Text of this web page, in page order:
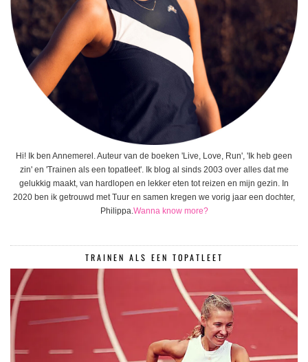
Hi! Ik ben Annemerel. Auteur van de boeken 'Live, Love, Run', 'Ik heb geen
zin' en 'Trainen als een topatleet'. Ik blog al sinds 2003 over alles dat me
gelukkig maakt, van hardlopen en lekker eten tot reizen en mijn gezin. In
2020 ben ik getrouwd met Tuur en samen kregen we vorig jaar een dochter,
Philippa.Wanna know more?
TRAINEN ALS EEN TOPATLEET